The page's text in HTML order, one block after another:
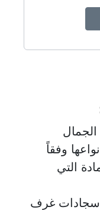
الجمال
وفقاً
التي
سجادات غرف